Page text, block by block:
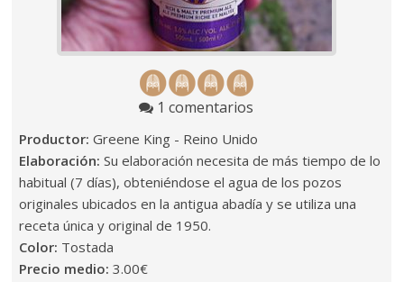
1 comentarios
Productor: Greene King - Reino Unido
Elaboración: Su elaboración necesita de más tiempo de lo
habitual (7 días), obteniéndose el agua de los pozos
originales ubicados en la antigua abadía y se utiliza una
receta única y original de 1950.
Color: Tostada
Precio medio: 3.00€